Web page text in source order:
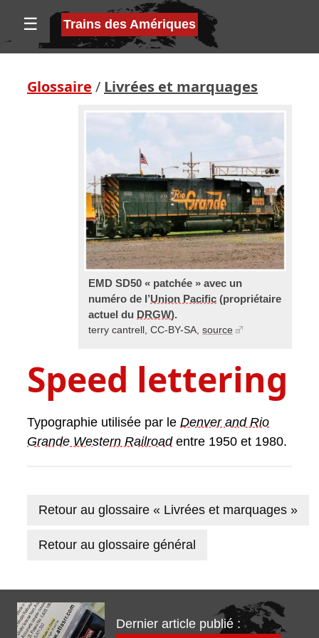
☰ Trains des Amériques
Glossaire / Livrées et marquages
EMD SD50 « patchée » avec un
numéro de l’Union Pacific (propriétaire
actuel du DRGW).
terry cantrell, CC-BY-SA, source
Speed lettering
Typographie utilisée par le Denver and Rio
Grande Western Railroadentre 1950 et 1980.
Retour au glossaire « Livrées et marquages »
Retour au glossaire général
Dernier article publié :